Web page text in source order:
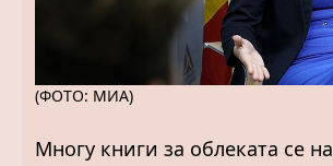
(ФОТО: МИА)
Многу книги за облеката се